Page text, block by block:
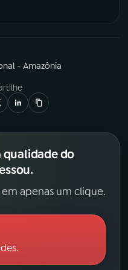
- Amazônia
qualidade do
apenas um clique.